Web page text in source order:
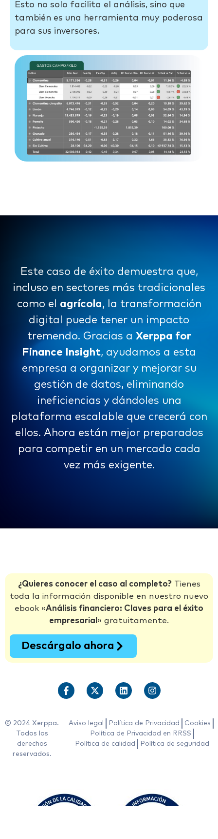
Esto no solo facilita el análisis, sino que
también es una herramienta muy poderosa
para sus inversores.
Este caso de éxito demuestra que,
incluso en sectores más tradicionales
como el agrícola, la transformación
digital puede tener un impacto
tremendo. Gracias a Xerppa for
Finance Insight, ayudamos a esta
empresa a organizar y mejorar su
gestión de datos, eliminando
ineficiencias y dándoles una
plataforma escalable que crecerá con
ellos. Ahora están mejor preparados
para competir en un mercado cada
vez más exigente.
¿Quieres conocer el caso al completo?Tienes
toda la información disponible en nuestro nuevo
ebook «Análisis financiero: Claves para el éxito
empresarial » gratuitamente.
Descárgalo ahora
© 2024 Xerppa.
Todos los
derechos
reservados.
Aviso legal Política de Privacidad
Cookies
Política de Privacidad en RRSS
Política de calidad
Política de seguridad